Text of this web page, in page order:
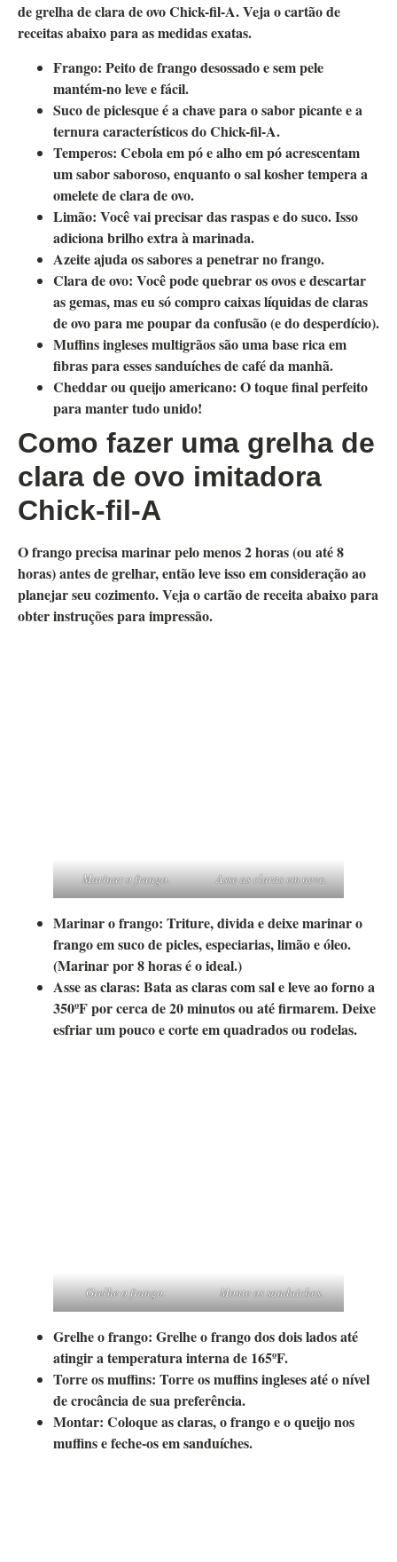
de grelha de clara de ovo Chick-fil-A.Veja o cartão de
receitas abaixo para as medidas exatas.
Frango: Peito de frango desossado e sem pele
mantém-no leve e fácil.
Suco de piclesque é a chave para o sabor picante e a
ternura característicos do Chick-fil-A.
Temperos: Cebola em pó e alho em pó acrescentam
um sabor saboroso, enquanto o sal kosher tempera a
omelete de clara de ovo.
Limão: Você vai precisar das raspas e do suco. Isso
adiciona brilho extra à marinada.
Azeiteajuda os sabores a penetrar no frango.
Clara de ovo: Você pode quebrar os ovos e descartar
as gemas, mas eu só compro caixas líquidas de claras
de ovo para me poupar da confusão (e do desperdício).
Muffins ingleses multigrãossão uma base rica em
fibras para esses sanduíches de café da manhã.
Cheddar ou queijo americano: O toque final perfeito
para manter tudo unido!
Como fazer uma grelha de
clara de ovo imitadora
Chick-fil-A
O frango precisa marinar pelo menos 2 horas (ou até 8
horas) antes de grelhar, então leve isso em consideração ao
planejar seu cozimento.Veja o cartão de receita abaixo para
obter instruções para impressão.
Marinar o frango. Asse as claras em neve.
Marinar o frango: Triture, divida e deixe marinar o
frango em suco de picles, especiarias, limão e óleo.
(Marinar por 8 horas é o ideal.)
Asse as claras: Bata as claras com sal e leve ao forno a
350ºF por cerca de 20 minutos ou até firmarem. Deixe
esfriar um pouco e corte em quadrados ou rodelas.
Grelhe o frango. Monte os sanduíches.
Grelhe o frango: Grelhe o frango dos dois lados até
atingir a temperatura interna de 165ºF.
Torre os muffins: Torre os muffins ingleses até o nível
de crocância de sua preferência.
Montar: Coloque as claras, o frango e o queijo nos
muffins e feche-os em sanduíches.